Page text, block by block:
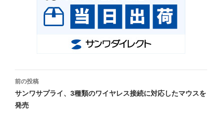
投
稿
前の投稿
サンワサプライ、3種類のワイヤレス接続に対応したマウスを
発売